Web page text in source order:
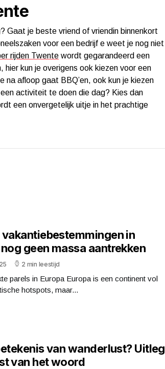
Gaat je beste vriend of vriendin binnenkort
voor een bedrijf e weet je nog niet
rijden Twente wordt gegarandeerd een
kun je overigens ook kiezen voor een
na afloop gaat BBQ’en, ook kun je kiezen
activiteit te doen die dag? Kies dan
een onvergetelijk uitje in het prachtige
in
geen massa aantrekken
2 min leestijd
parels in Europa Europa is een continent vol
hotspots, maar...
van wanderlust? Uitleg
van het woord